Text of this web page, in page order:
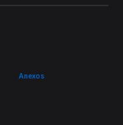
Anexos